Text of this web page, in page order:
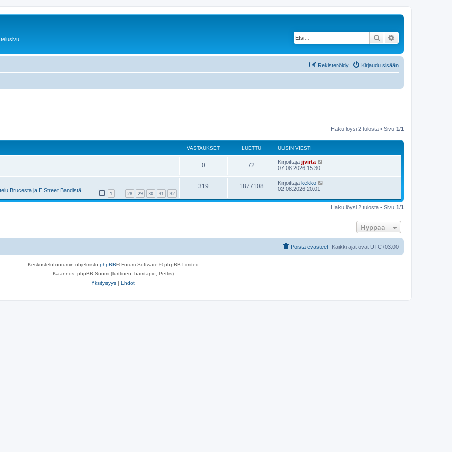
Etsi
Kirjaudu sisään
Rekisteröidy
Haku löysi 2 tulosta • Sivu 1/1
VASTAUKSET LUETTU UUSIN VIESTI
0 72 Kirjoittaja jjvirta
07.08.2026 15:30
Brucesta ja E Street Bandistä 1 … 28 29 30 31 32
319 1877108 Kirjoittaja kekko
02.08.2026 20:01
Haku löysi 2 tulosta • Sivu 1/1
Hyppää
Kaikki ajat ovat UTC+03:00
Poista evästeet
Keskustelufoorumin ohjelmisto phpBB® Forum Software © phpBB Limited
Käännös: phpBB Suomi (lurttinen, harritapio, Pettis)
Yksityisyys | Ehdot